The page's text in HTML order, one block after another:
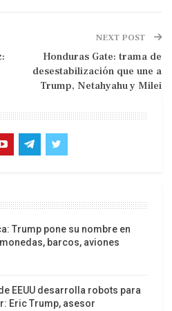
en Bolivia y la mala
a dirigentes opositores
a vándalos
ponchos rojos o a
por el expresidente Evo
de la crisis y
la complejidad de nuestra
NEXT POST
Honduras Gate: trama de
desestabilización que une a
Trump, Netahyahu y Milei
Trump pone su nombre en
barcos, aviones
EEUU desarrolla robots para
Eric Trump, asesor